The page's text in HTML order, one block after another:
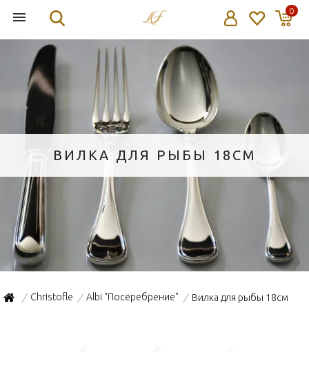
0
ВИЛКА ДЛЯ РЫБЫ 18СМ
/ Christofle / Albi "Посеребрение" / Вилка для рыбы 18см